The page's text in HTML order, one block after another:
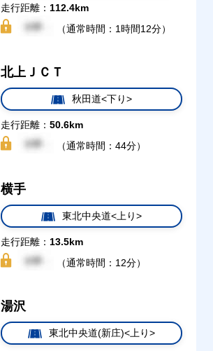
走行距離： 112.4km
（通常時間：1時間12分）
北上ＪＣＴ
秋田道<下り>
走行距離： 50.6km
（通常時間：44分）
横手
東北中央道<上り>
走行距離： 13.5km
（通常時間：12分）
湯沢
東北中央道(新庄)<上り>